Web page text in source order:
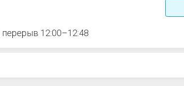
перерыв 12:00–12:48